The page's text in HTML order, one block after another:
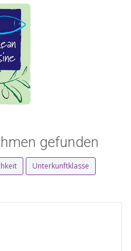
gefunden
Unterkunftklasse